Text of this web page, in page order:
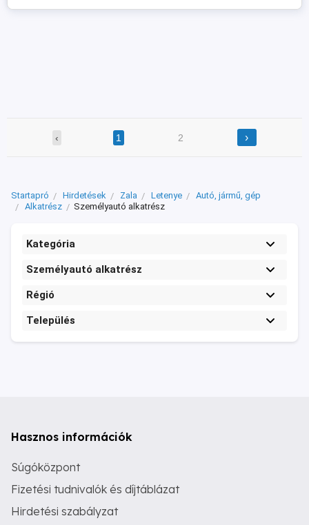
‹ 1 2 ›
Startapró Hirdetések Zala Letenye
Autó, jármű, gép
Alkatrész
Személyautó alkatrész
Kategória
Személyautó alkatrész
Régió
Település
Hasznos információk
Súgóközpont
Fizetési tudnivalók és díjtáblázat
Hirdetési szabályzat